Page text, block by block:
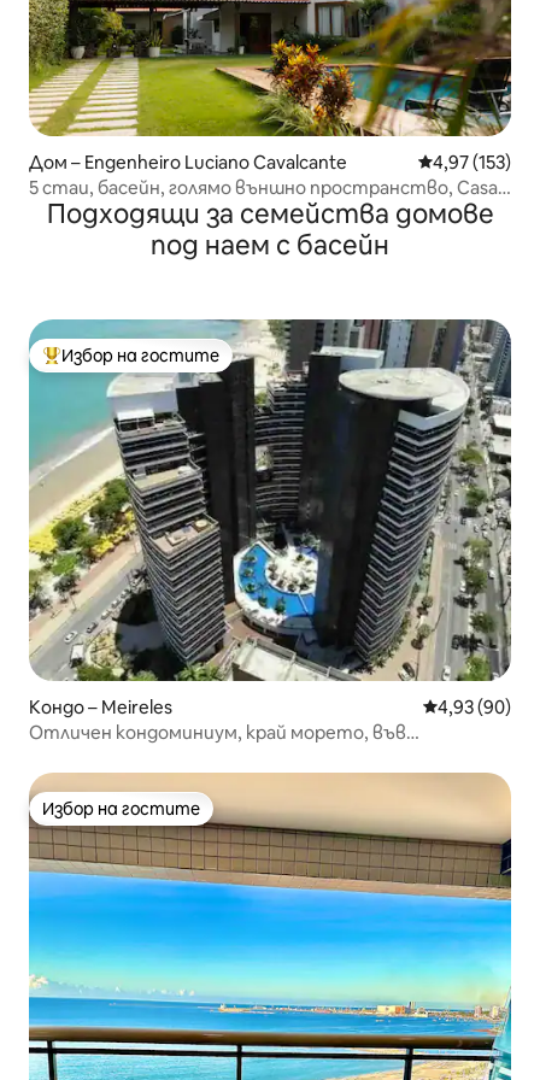
Дом – Engenheiro Luciano Cavalcante Средна
4,97 (153)
5 стаи, басейн, голямо външно пространство, Casa
Maria
Подходящи за семейства домове
под наем с басейн
Най-популярен избор на гостите
Избор на гостите
Кондо – Meireles Средна
4,93 (90)
Отличен кондоминиум, край морето, във
Избор на гостите
Избор на гостите